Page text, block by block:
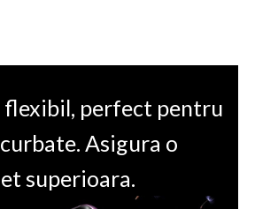
flexibil, perfect pentru
Asigura o
superioara.